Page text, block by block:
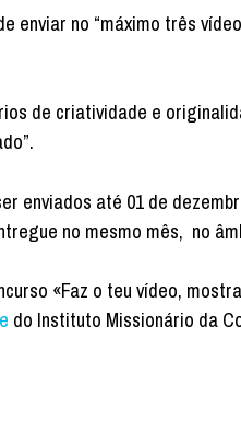
enviar no “máximo três
de criatividade e
enviados até 01 de
no mesmo mês, no
«Faz o teu vídeo,
do Instituto Missionário da